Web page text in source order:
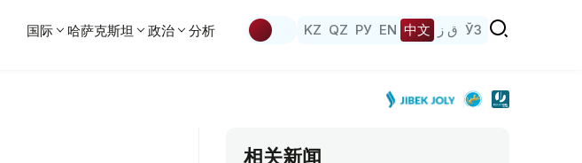
国际 哈萨克斯坦 政治 分析 KZ QZ РУ EN 中文 ق ز ЎЗ
相关新闻